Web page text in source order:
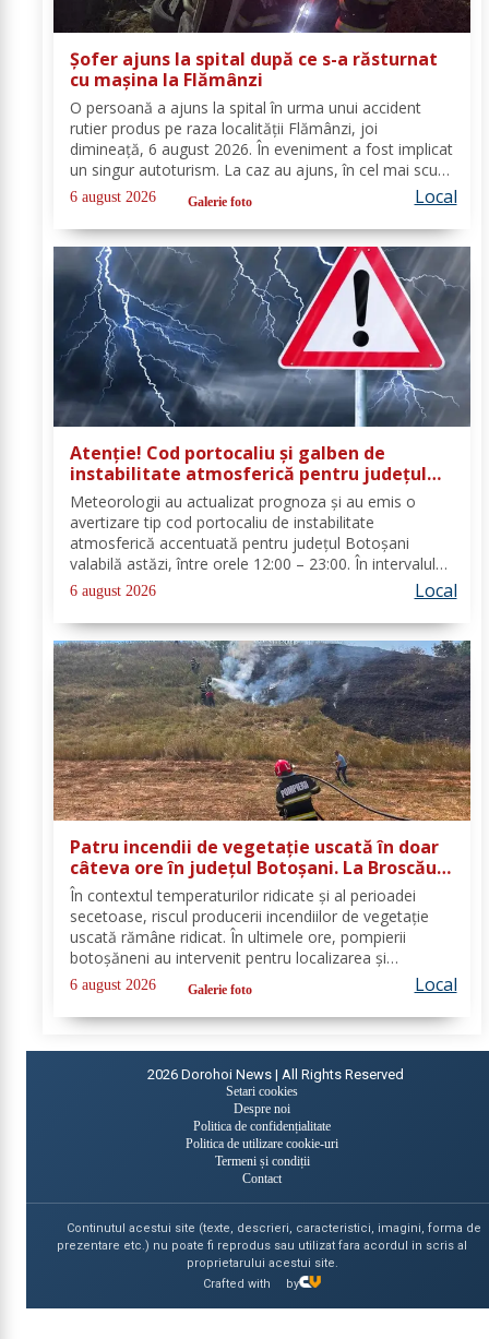
Șofer ajuns la spital după ce s-a răsturnat
cu mașina la Flămânzi
O persoană a ajuns la spital în urma unui accident
rutier produs pe raza localității Flămânzi, joi
dimineață, 6 august 2026. În eveniment a fost implicat
un singur autoturism. La caz au ajuns, în cel mai scurt
timp, pompierii din cadrul Punctului de Lucru Flămânzi,
cu o autospecială de stingere și...
6 august 2026 Galerie foto Local
Atenție! Cod portocaliu și galben de
instabilitate atmosferică pentru județul
Botoșani
Meteorologii au actualizat prognoza și au emis o
avertizare tip cod portocaliu de instabilitate
atmosferică accentuată pentru județul Botoșani
valabilă astăzi, între orele 12:00 – 23:00. În intervalul
menționat vor fi perioade cu instabilitate atmosferică
accentuată ce se va manifesta prin...
6 august 2026 Local
Patru incendii de vegetație uscată în doar
câteva ore în județul Botoșani. La Broscăuți
a ars un hectar de vegetație
În contextul temperaturilor ridicate și al perioadei
secetoase, riscul producerii incendiilor de vegetație
uscată rămâne ridicat. În ultimele ore, pompierii
botoșăneni au intervenit pentru localizarea și
lichidarea a patru incendii de vegetație uscată,
produse în următoarele localități: Broscăuți –...
6 august 2026 Galerie foto Local
2026 Dorohoi News | All Rights Reserved
Setari cookies
Despre noi
Politica de confidențialitate
Politica de utilizare cookie-uri
Termeni și condiții
Contact
Continutul acestui site (texte, descrieri, caracteristici, imagini, forma de
prezentare etc.) nu poate fi reprodus sau utilizat fara acordul in scris al
proprietarului acestui site.
Crafted with
by